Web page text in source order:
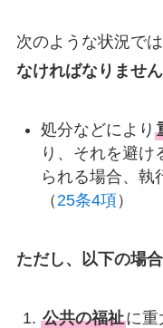
次のような状況では
なければなりません
処分などにより
り、それを避け
られる場合、執
（ 25条4項）
ただし、以下の場
公共の福祉に重